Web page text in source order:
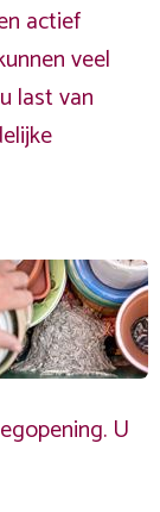
actief
veel
last van
U